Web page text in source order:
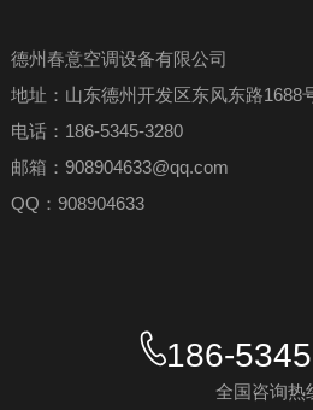
德州春意空调设备有限公司
地址：山东德州开发区东风东路1688
电话：186-5345-3280
邮箱：908904633@qq.com
QQ：908904633
186-
全国咨询热